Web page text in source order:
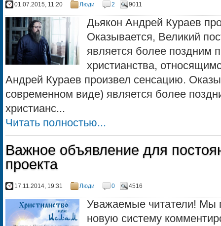
01.07.2015, 11:20 Люди 2 9011
Дьякон Андрей Кураев
Оказывается, Великий
является более поздним
христианства,
Андрей Кураев произвел сенсацию.
современном виде) является более
христианс...
Читать полностью...
Важное объявление для
проекта
17.11.2014, 19:31 Люди 0 4516
Уважаемые читатели! Мы
новую систему